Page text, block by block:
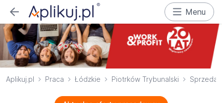
Menu
Aplikuj.pl Praca Łódzkie Piotrków Trybunalski